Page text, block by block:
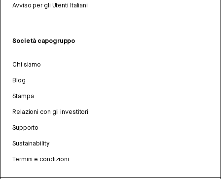
Avviso per gli Utenti Italiani
Società capogruppo
Chi siamo
Blog
Stampa
Relazioni con gli investitori
Supporto
Sustainability
Termini e condizioni